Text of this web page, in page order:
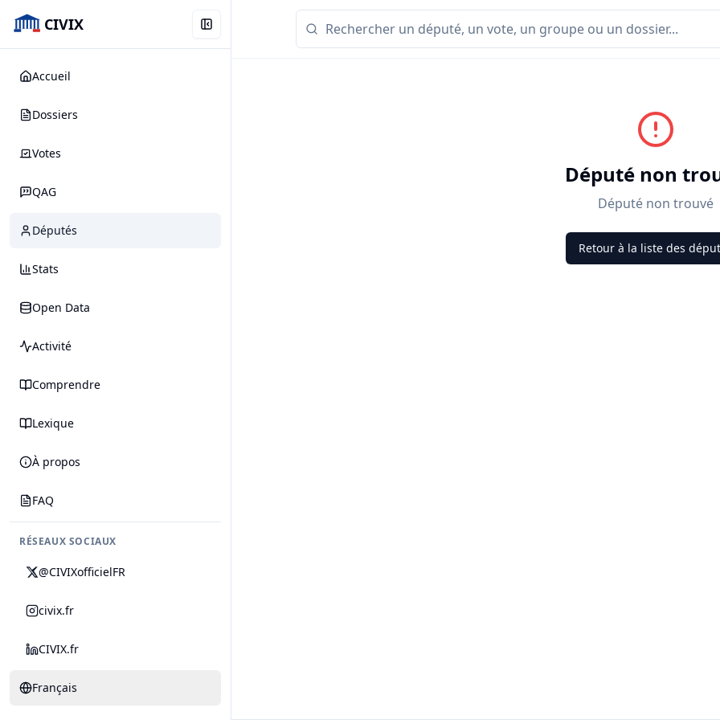
CIVIX
Accueil
Dossiers
Votes
QAG
Députés
Stats
Open Data
Activité
Comprendre
Lexique
À propos
FAQ
RÉSEAUX SOCIAUX
@CIVIXofficielFR
civix.fr
CIVIX.fr
Français
Député non
Député non trouvé
Retour à la liste des